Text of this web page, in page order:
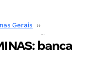
Gerais ››
banca